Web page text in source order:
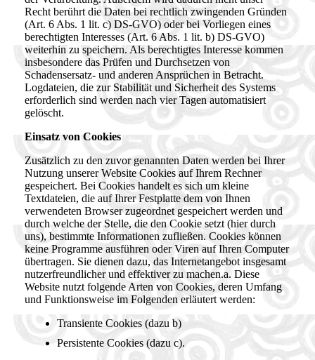
Recht berührt die Daten bei rechtlich zwingenden Gründen
(Art. 6 Abs. 1 lit. c) DS-GVO) oder bei Vorliegen eines
berechtigten Interesses (Art. 6 Abs. 1 lit. b) DS-GVO)
weiterhin zu speichern. Als berechtigtes Interesse kommen
insbesondere das Prüfen und Durchsetzen von
Schadensersatz- und anderen Ansprüchen in Betracht.
Logdateien, die zur Stabilität und Sicherheit des Systems
erforderlich sind werden nach vier Tagen automatisiert
gelöscht.
Einsatz von Cookies
Zusätzlich zu den zuvor genannten Daten werden bei Ihrer
Nutzung unserer Website Cookies auf Ihrem Rechner
gespeichert. Bei Cookies handelt es sich um kleine
Textdateien, die auf Ihrer Festplatte dem von Ihnen
verwendeten Browser zugeordnet gespeichert werden und
durch welche der Stelle, die den Cookie setzt (hier durch
uns), bestimmte Informationen zufließen. Cookies können
keine Programme ausführen oder Viren auf Ihren Computer
übertragen. Sie dienen dazu, das Internetangebot insgesamt
nutzerfreundlicher und effektiver zu machen.a. Diese
Website nutzt folgende Arten von Cookies, deren Umfang
und Funktionsweise im Folgenden erläutert werden:
Transiente Cookies (dazu b)
Persistente Cookies (dazu c).